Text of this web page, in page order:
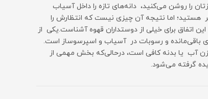
را روشن می‌کنید، دانه‌های تازه را داخل آسیاب
اما نتیجه آن چیزی نیست که انتظارش را
اتفاق برای خیلی از دوستداران قهوه آشناست.یکی از
باقی‌مانده و رسوبات در آسیاب و اسپرسوساز است.
آب یا بدنه کافی است، درحالی‌که بخش مهمی از
گرفته می‌شود.